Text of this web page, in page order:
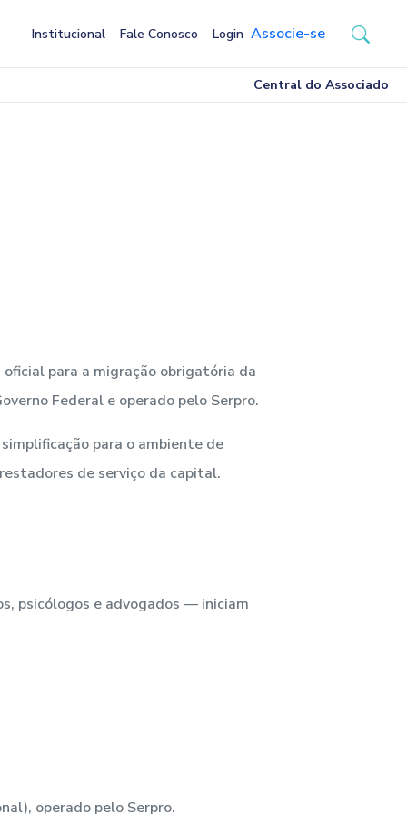
Institucional Fale Conosco Login Associe-se
Central do Associado
para a migração obrigatória da
Federal e operado pelo Serpro.
para o ambiente de
de serviço da capital.
psicólogos e advogados — iniciam
operado pelo Serpro.